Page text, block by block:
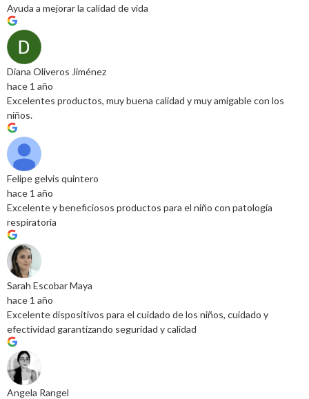
Ayuda a mejorar la calidad de vida
Diana Oliveros Jiménez
hace 1 año
Excelentes productos, muy buena calidad y muy amigable con los
niños.
Felipe gelvis quintero
hace 1 año
Excelente y beneficiosos productos para el niño con patología
respiratoria
Sarah Escobar Maya
hace 1 año
Excelente dispositivos para el cuidado de los niños, cuidado y
efectividad garantizando seguridad y calidad
Angela Rangel